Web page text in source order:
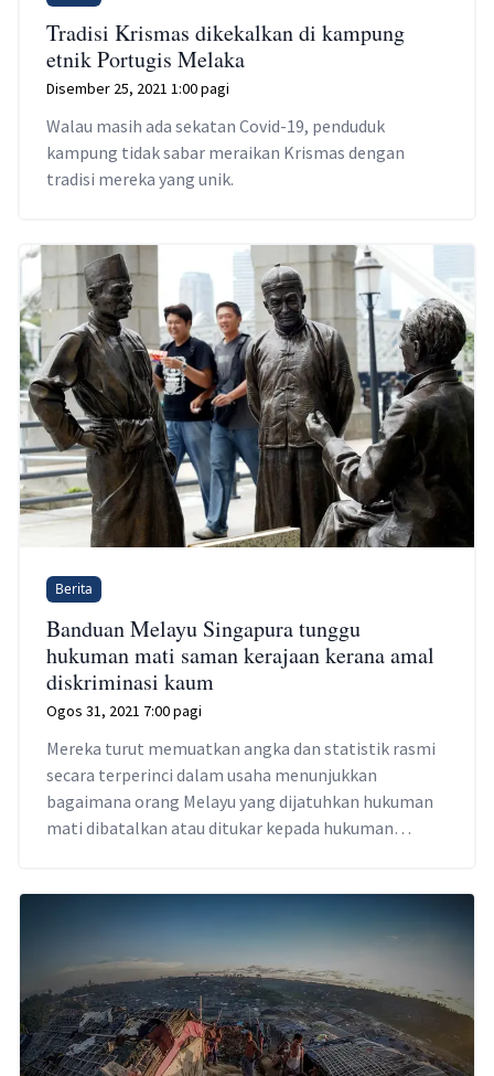
Tradisi Krismas dikekalkan di kampung
etnik Portugis Melaka
Disember 25, 2021 1:00 pagi
Walau masih ada sekatan Covid-19, penduduk
kampung tidak sabar meraikan Krismas dengan
tradisi mereka yang unik.
Berita
Banduan Melayu Singapura tunggu
hukuman mati saman kerajaan kerana amal
diskriminasi kaum
Ogos 31, 2021 7:00 pagi
Mereka turut memuatkan angka dan statistik rasmi
secara terperinci dalam usaha menunjukkan
bagaimana orang Melayu yang dijatuhkan hukuman
mati dibatalkan atau ditukar kepada hukuman